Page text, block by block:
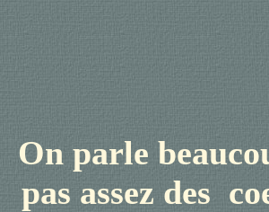
On parle
pas assez des